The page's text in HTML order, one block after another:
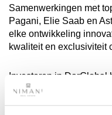
Samenwerkingen met
Pagani, Elie Saab en
elke ontwikkeling
kwaliteit en exclusiviteit
Investeren in DarGlobal
vastgoed met